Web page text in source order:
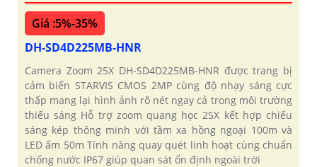
Giá :5%-35%
DH-SD4D225MB-HNR
Camera Zoom 25X DH-SD4D225MB-HNR được trang bị
cảm biến STARVIS CMOS 2MP cùng độ nhạy sáng cực
thấp mang lại hình ảnh rõ nét ngay cả trong môi trường
thiếu sáng Hỗ trợ zoom quang học 25X kết hợp chiếu
sáng kép thông minh với tầm xa hồng ngoại 100m và
LED ấm 50m Tính năng quay quét linh hoạt cùng chuẩn
chống nước IP67 giúp quan sát ổn định ngoài trời